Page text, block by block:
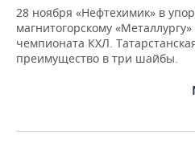
ВОДНЫЕ ВИДЫ СПОРТА
ХОККЕЙ С МЯЧОМ
ОБРАЗОВАНИЕ
ПРОИСШЕСТВИЯ
28 ноября «Нефтехимик» в
магнитогорскому
чемпионата КХЛ.
преимущество в три шайбы.